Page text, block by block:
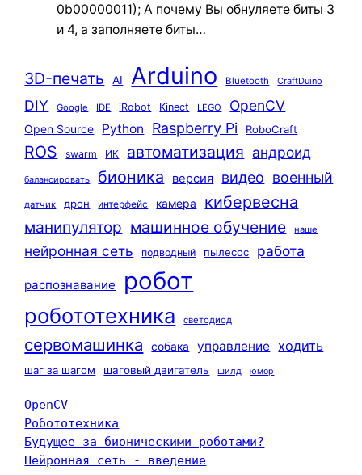
0b00000011); А почему Вы обнуляете биты 3
и 4, а заполняете биты…
3D-печать AI Arduino Bluetooth CraftDuino
DIY Google IDE iRobot Kinect LEGO OpenCV
Open Source Python Raspberry Pi RoboCraft
ROS swarm ИК автоматизация андроид
балансировать бионика версия видео военный
датчик дрон интерфейс камера кибервесна
манипулятор машинное обучение наше
нейронная сеть подводный пылесос работа
распознавание робот
робототехника светодиод
сервомашинка собака управление ходить
шаг за шагом шаговый двигатель шилд юмор
OpenCV
Робототехника
Будущее за бионическими роботами?
Нейронная сеть - введение